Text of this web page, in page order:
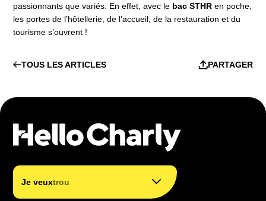
passionnants que variés. En effet, avec le bac STHR en poche,
les portes de l’hôtellerie, de l’accueil, de la restauration et du
tourisme s’ouvrent !
TOUS LES ARTICLES PARTAGER
Je veuxtrouv
trouver mon métier
financer ma formation